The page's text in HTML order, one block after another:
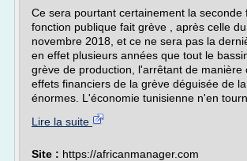
Ce sera pourtant certainement la seconde
fonction publique fait grève , après celle
novembre 2018, et ce ne sera pas la
en effet plusieurs années que tout le
grève de production, l'arrêtant de manière
effets financiers de la grève déguisée de
énormes. L'économie tunisienne n'en
Lire la suite
Site : https://africanmanager.com